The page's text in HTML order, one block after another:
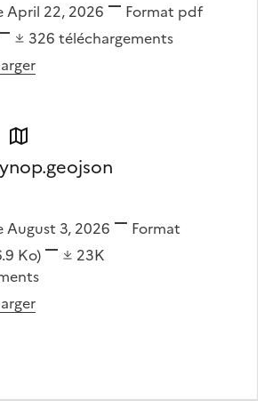
April 22, 2026 Format pdf
326 téléchargements
August 3, 2026
Format
Ko)
23K